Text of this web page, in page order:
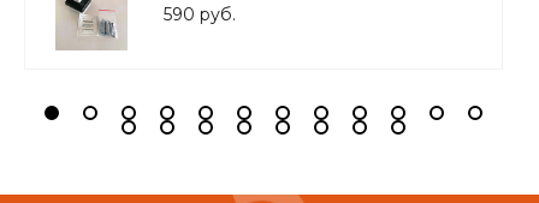
белое, ASKON
590 руб.